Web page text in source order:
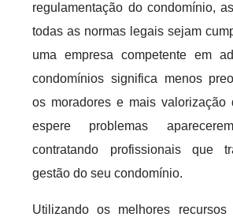
regulamentação do condomínio,
todas as normas legais sejam
uma empresa competente em
condomínios significa menos
os moradores e mais valorização
espere problemas
contratando profissionais que
gestão do seu condomínio.
Utilizando os melhores